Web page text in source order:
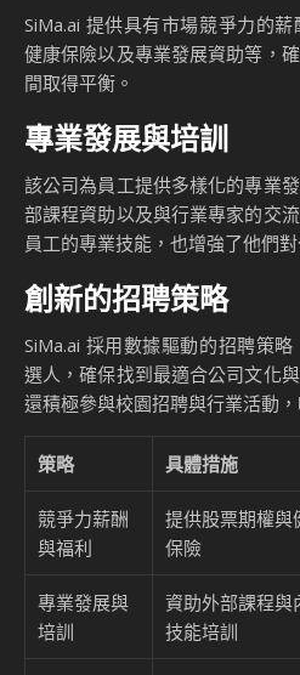
SiMa.ai 提供具有市場競爭力的
健康保險以及專業發展資助等，
間取得平衡。
專業發展與培訓
該公司為員工提供多樣化的專業
部課程資助以及與行業專家的交
員工的專業技能，也增強了他們
創新的招聘策略
SiMa.ai 採用數據驅動的招聘策
選人，確保找到最適合公司文化
還積極參與校園招聘與行業活動
策略 具體措施
競爭力薪酬
與福利
提供股票期權與
保險
專業發展與
培訓
資助外部課程與
技能培訓